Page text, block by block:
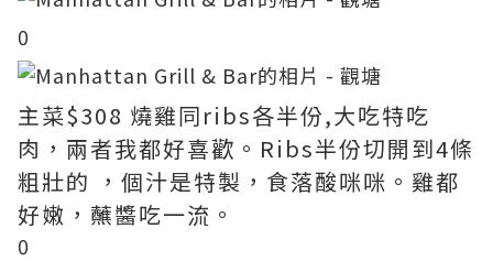
0
主菜$308 燒雞同ribs各半份,大吃特吃
肉，兩者我都好喜歡。Ribs半份切開到4條
粗壯的 ，個汁是特製，食落酸咪咪。雞都
好嫩，蘸醬吃一流。
0